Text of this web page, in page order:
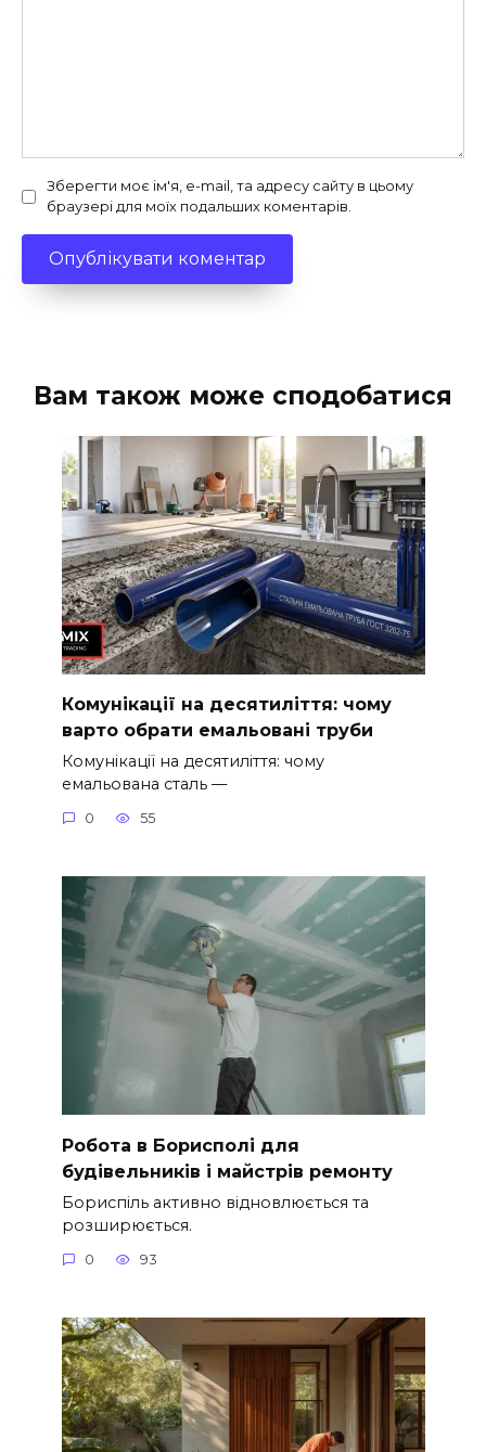
Зберегти моє ім'я, e-mail, та адресу сайту в цьому
браузері для моїх подальших коментарів.
Вам також може сподобатися
Комунікації на десятиліття: чому
варто обрати емальовані труби
Комунікації на десятиліття: чому
емальована сталь —
0 55
Робота в Борисполі для
будівельників і майстрів ремонту
Бориспіль активно відновлюється та
розширюється.
0 93